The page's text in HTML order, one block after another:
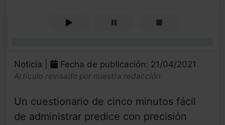
Noticia | Fecha de publicación: 21/04/2021
Artículo revisado por nuestra redacción
Un cuestionario de cinco minutos fácil
de administrar predice con precisión